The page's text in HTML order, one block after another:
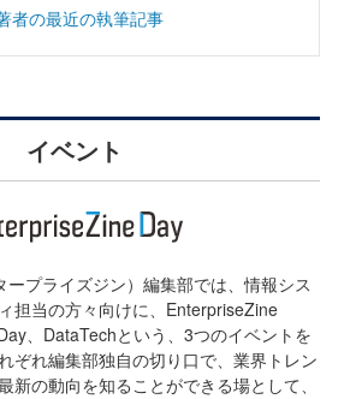
者の最近の執筆記事
イベント
プライズジン）編集部では、情報シス
担当の方々向けに、EnterpriseZine
、DataTechという、3つのイベントを
ぞれ編集部独自の切り口で、業界トレン
新の動向を知ることができる場として、